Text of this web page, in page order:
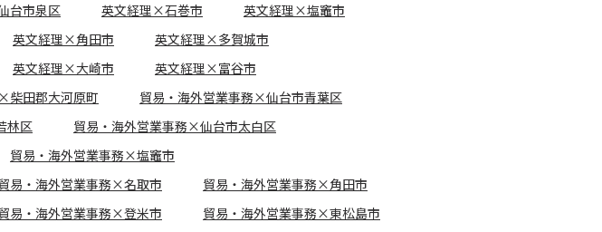
台市泉区 英文経理×石巻市
英文経理×塩竈市
英文経理×角田市
英文経理×多賀城市
英文経理×大崎市
英文経理×富谷市
柴田郡大河原町
貿易・海外営業事務×仙台市青葉区
林区
貿易・海外営業事務×仙台市太白区
貿易・海外営業事務×塩竈市
易・海外営業事務×名取市
貿易・海外営業事務×角田市
易・海外営業事務×登米市
貿易・海外営業事務×東松島市